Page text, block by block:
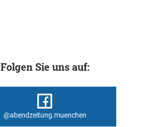
Folgen Sie uns auf:
@abendzeitung.muenchen